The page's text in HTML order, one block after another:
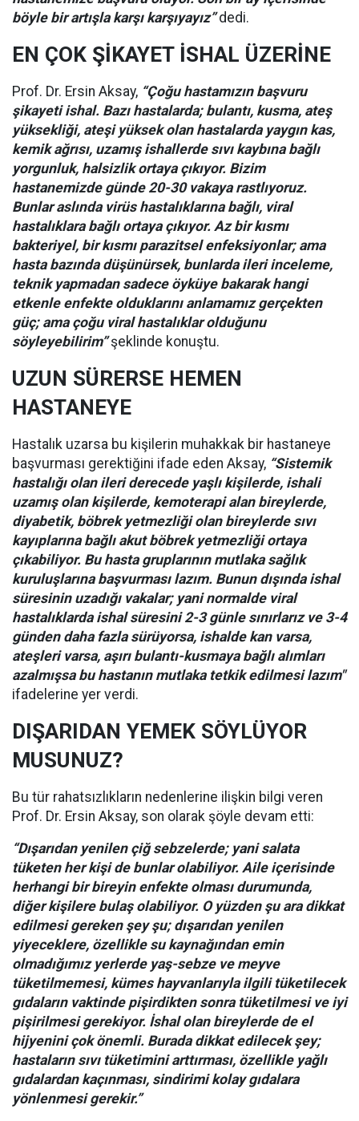
böyle bir artışla karşı karşıyayız”dedi.
EN ÇOK ŞİKAYET İSHAL ÜZERİNE
Prof. Dr. Ersin Aksay, “Çoğu hastamızın başvuru
şikayeti ishal. Bazı hastalarda; bulantı, kusma, ateş
yüksekliği, ateşi yüksek olan hastalarda yaygın kas,
kemik ağrısı, uzamış ishallerde sıvı kaybına bağlı
yorgunluk, halsizlik ortaya çıkıyor. Bizim
hastanemizde günde 20-30 vakaya rastlıyoruz.
Bunlar aslında virüs hastalıklarına bağlı, viral
hastalıklara bağlı ortaya çıkıyor. Az bir kısmı
bakteriyel, bir kısmı parazitsel enfeksiyonlar; ama
hasta bazında düşünürsek, bunlarda ileri inceleme,
teknik yapmadan sadece öyküye bakarak hangi
etkenle enfekte olduklarını anlamamız gerçekten
güç; ama çoğu viral hastalıklar olduğunu
söyleyebilirim”şeklinde konuştu.
UZUN SÜRERSE HEMEN
HASTANEYE
Hastalık uzarsa bu kişilerin muhakkak bir hastaneye
başvurması gerektiğini ifade eden Aksay, “Sistemik
hastalığı olan ileri derecede yaşlı kişilerde, ishali
uzamış olan kişilerde, kemoterapi alan bireylerde,
diyabetik, böbrek yetmezliği olan bireylerde sıvı
kayıplarına bağlı akut böbrek yetmezliği ortaya
çıkabiliyor. Bu hasta gruplarının mutlaka sağlık
kuruluşlarına başvurması lazım. Bunun dışında ishal
süresinin uzadığı vakalar; yani normalde viral
hastalıklarda ishal süresini 2-3 günle sınırlarız ve 3-4
günden daha fazla sürüyorsa, ishalde kan varsa,
ateşleri varsa, aşırı bulantı-kusmaya bağlı alımları
azalmışsa bu hastanın mutlaka tetkik edilmesi lazım"
ifadelerine yer verdi.
DIŞARIDAN YEMEK SÖYLÜYOR
MUSUNUZ?
Bu tür rahatsızlıkların nedenlerine ilişkin bilgi veren
Prof. Dr. Ersin Aksay, son olarak şöyle devam etti:
“Dışarıdan yenilen çiğ sebzelerde; yani salata
tüketen her kişi de bunlar olabiliyor. Aile içerisinde
herhangi bir bireyin enfekte olması durumunda,
diğer kişilere bulaş olabiliyor. O yüzden şu ara dikkat
edilmesi gereken şey şu; dışarıdan yenilen
yiyeceklere, özellikle su kaynağından emin
olmadığımız yerlerde yaş-sebze ve meyve
tüketilmemesi, kümes hayvanlarıyla ilgili tüketilecek
gıdaların vaktinde pişirdikten sonra tüketilmesi ve iyi
pişirilmesi gerekiyor. İshal olan bireylerde de el
hijyenini çok önemli. Burada dikkat edilecek şey;
hastaların sıvı tüketimini arttırması, özellikle yağlı
gıdalardan kaçınması, sindirimi kolay gıdalara
yönlenmesi gerekir.”